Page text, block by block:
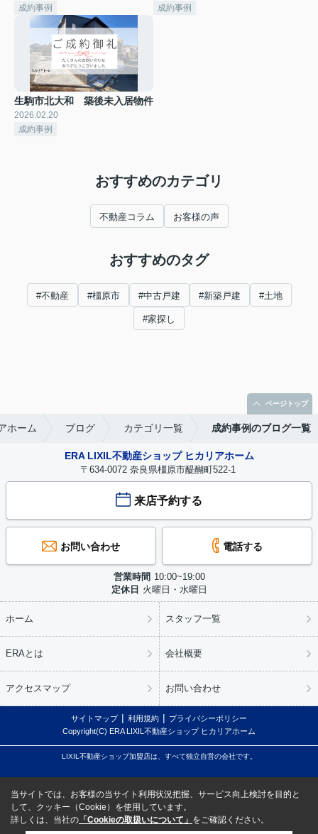
成約事例
成約事例
生駒市北大和 築後未入居物件
2026.02.20
成約事例
おすすめのカテゴリ
不動産コラム お客様の声
おすすめのタグ
#不動産 #橿原市 #中古戸建 #新築戸建 #土地
#家探し
ホーム ブログ カテゴリ一覧 成約事例のブログ一覧
ERA LIXIL不動産ショップ ヒカリアホーム
〒634-0072 奈良県橿原市醍醐町522-1
来店予約する
お問い合わせ 電話する
営業時間 10:00~19:00
定休日 火曜日・水曜日
ホーム スタッフ一覧
ERAとは 会社概要
アクセスマップ お問い合わせ
サイトマップ 利用規約
プライバシーポリシー
Copyright(C) ERA LIXIL不動産ショップ ヒカリアホーム
LIXIL不動産ショップ加盟店は、すべて独立自営の会社です。
ページトップ
当サイトでは、お客様の当サイト利用状況把握、サービス向上検討を目的と
して、クッキー（Cookie）を使用しています。
詳しくは、当社の 「Cookieの取扱いについて」 をご確認ください。